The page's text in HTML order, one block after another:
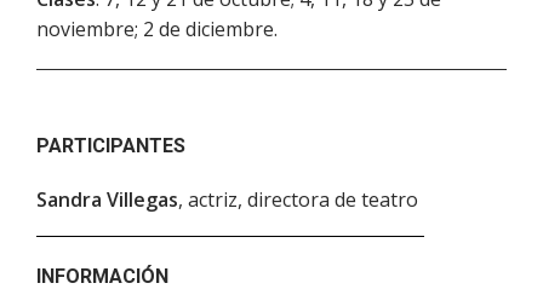
noviembre; 2 de diciembre.
PARTICIPANTES
Sandra Villegas, actriz, directora de teatro
INFORMACIÓN